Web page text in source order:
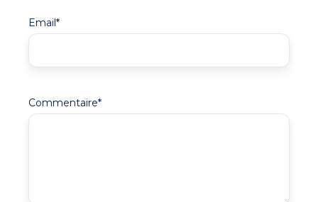
Email*
Commentaire*